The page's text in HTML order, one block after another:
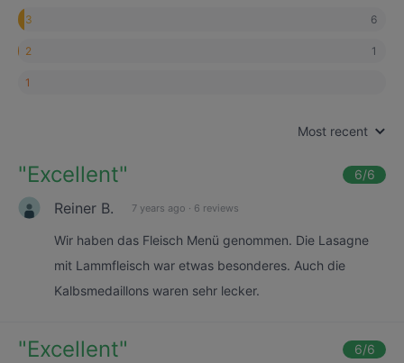
3 6
2 1
1
Most recent
"Excellent" 6/6
Reiner B. 7 years ago · 6 reviews
Wir haben das Fleisch Menü genommen. Die Lasagne
mit Lammfleisch war etwas besonderes. Auch die
Kalbsmedaillons waren sehr lecker.
"Excellent" 6/6